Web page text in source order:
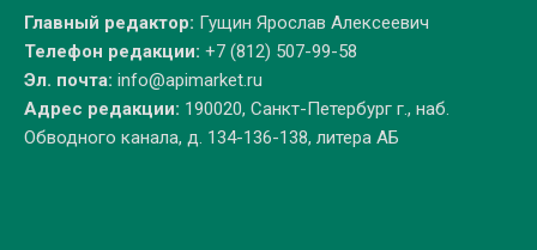
Главный редактор: Гущин Ярослав Алексеевич
Телефон редакции: +7 (812) 507-99-58
Эл. почта: info@apimarket.ru
Адрес редакции: 190020, Санкт-Петербург г., наб.
Обводного канала, д. 134-136-138, литера АБ